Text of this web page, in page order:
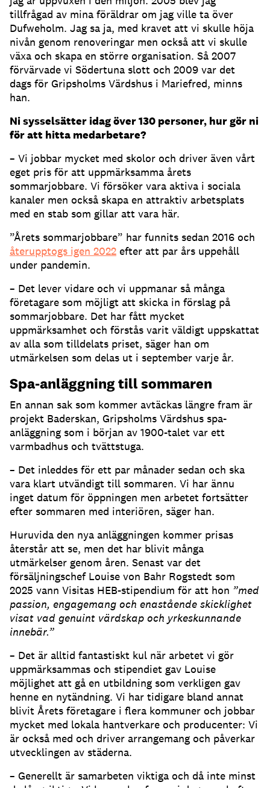
tillfrågad av mina föräldrar om jag ville ta över
Dufweholm. Jag sa ja, med kravet att vi skulle höja
nivån genom renoveringar men också att vi skulle
växa och skapa en större organisation. Så 2007
förvärvade vi Södertuna slott och 2009 var det
dags för Gripsholms Värdshus i Mariefred, minns
han.
Ni sysselsätter idag över 130 personer, hur gör ni
för att hitta medarbetare?
– Vi jobbar mycket med skolor och driver även vårt
eget pris för att uppmärksamma årets
sommarjobbare. Vi försöker vara aktiva i sociala
kanaler men också skapa en attraktiv arbetsplats
med en stab som gillar att vara här.
”Årets sommarjobbare” har funnits sedan 2016 och
återupptogs igen 2022 efter att par års uppehåll
under pandemin.
– Det lever vidare och vi uppmanar så många
företagare som möjligt att skicka in förslag på
sommarjobbare. Det har fått mycket
uppmärksamhet och förstås varit väldigt uppskattat
av alla som tilldelats priset, säger han om
utmärkelsen som delas ut i september varje år.
Spa-anläggning till sommaren
En annan sak som kommer avtäckas längre fram är
projekt Baderskan, Gripsholms Värdshus spa-
anläggning som i början av 1900-talet var ett
varmbadhus och tvättstuga.
– Det inleddes för ett par månader sedan och ska
vara klart utvändigt till sommaren. Vi har ännu
inget datum för öppningen men arbetet fortsätter
efter sommaren med interiören, säger han.
Huruvida den nya anläggningen kommer prisas
återstår att se, men det har blivit många
utmärkelser genom åren. Senast var det
försäljningschef Louise von Bahr Rogstedt som
2025 vann Visitas HEB-stipendium för att hon ”med
passion, engagemang och enastående skicklighet
visat vad genuint värdskap och yrkeskunnande
innebär.”
– Det är alltid fantastiskt kul när arbetet vi gör
uppmärksammas och stipendiet gav Louise
möjlighet att gå en utbildning som verkligen gav
henne en nytändning. Vi har tidigare bland annat
blivit Årets företagare i flera kommuner och jobbar
mycket med lokala hantverkare och producenter: Vi
är också med och driver arrangemang och påverkar
utvecklingen av städerna.
– Generellt är samarbeten viktiga och då inte minst